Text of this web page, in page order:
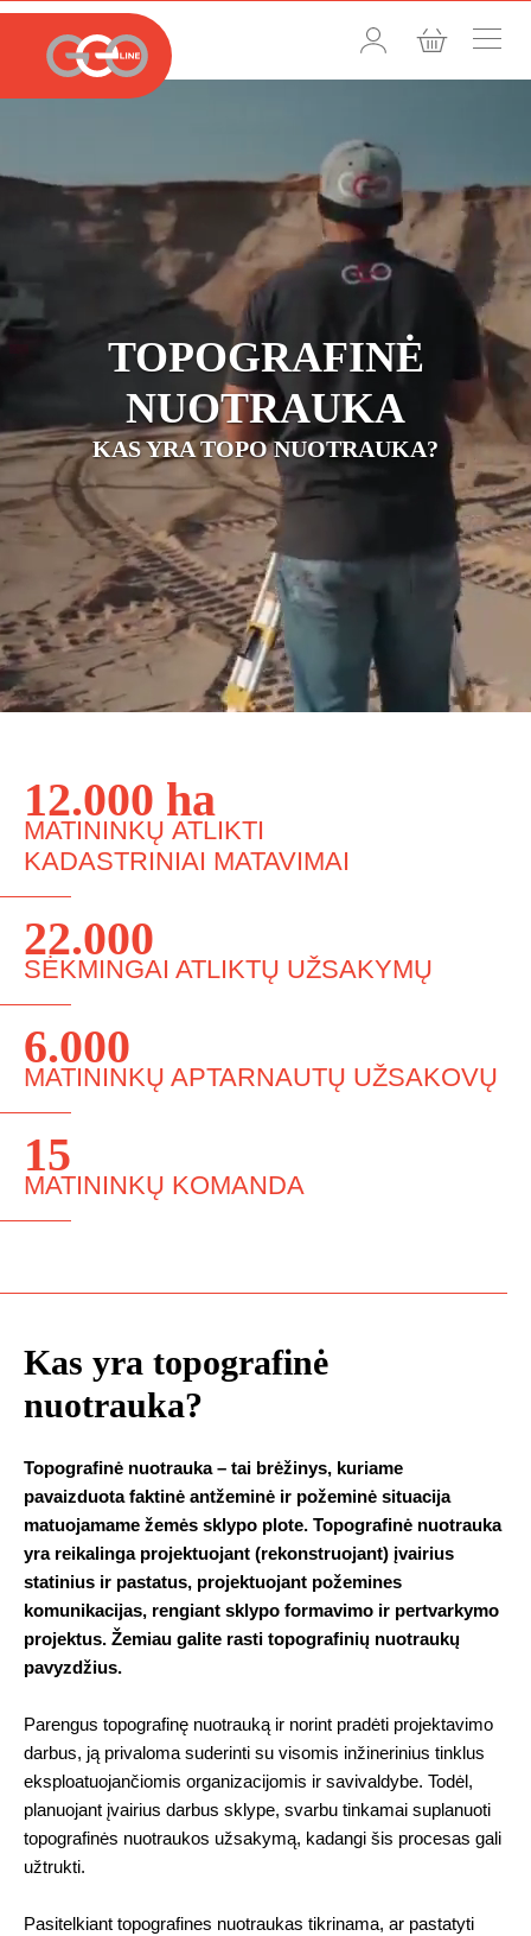
TOPOGRAFINĖ
NUOTRAUKA
KAS YRA TOPO NUOTRAUKA?
12.000 ha
MATININKŲ ATLIKTI
KADASTRINIAI MATAVIMAI
22.000
SĖKMINGAI ATLIKTŲ UŽSAKYMŲ
6.000
MATININKŲ APTARNAUTŲ UŽSAKOVŲ
15
MATININKŲ KOMANDA
Kas yra topografinė
nuotrauka?
Topografinė nuotrauka – tai brėžinys, kuriame
pavaizduota faktinė antžeminė ir požeminė situacija
matuojamame žemės sklypo plote. Topografinė nuotrauka
yra reikalinga projektuojant (rekonstruojant) įvairius
statinius ir pastatus, projektuojant požemines
komunikacijas, rengiant sklypo formavimo ir pertvarkymo
projektus. Žemiau galite rasti topografinių nuotraukų
pavyzdžius.
Parengus topografinę nuotrauką ir norint pradėti projektavimo
darbus, ją privaloma suderinti su visomis inžinerinius tinklus
eksploatuojančiomis organizacijomis ir savivaldybe. Todėl,
planuojant įvairius darbus sklype, svarbu tinkamai suplanuoti
topografinės nuotraukos užsakymą, kadangi šis procesas gali
užtrukti.
Pasitelkiant topografines nuotraukas tikrinama, ar pastatyti